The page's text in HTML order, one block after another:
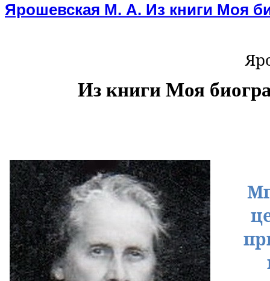
Ярошевская М. А. Из книги Моя
Из книги Моя